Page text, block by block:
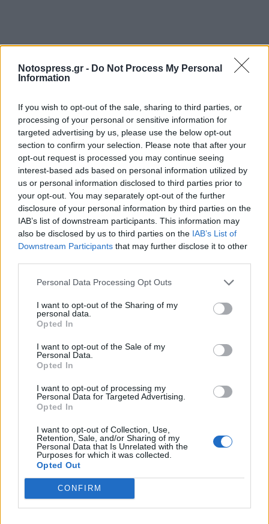
Notospress.gr - Do Not Process My Personal
Information
If you wish to opt-out of the sale, sharing to third parties, or
processing of your personal or sensitive information for
targeted advertising by us, please use the below opt-out
section to confirm your selection. Please note that after your
opt-out request is processed you may continue seeing
interest-based ads based on personal information utilized by
us or personal information disclosed to third parties prior to
your opt-out. You may separately opt-out of the further
disclosure of your personal information by third parties on the
IAB’s list of downstream participants. This information may
also be disclosed by us to third parties on the IAB’s List of
Downstream Participants that may further disclose it to other
Personal Data Processing Opt Outs
I want to opt-out of the Sharing of my
personal data.
Opted In
I want to opt-out of the Sale of my
Personal Data.
Opted In
I want to opt-out of processing my
Personal Data for Targeted Advertising.
Opted In
I want to opt-out of Collection, Use,
Retention, Sale, and/or Sharing of my
Personal Data that Is Unrelated with the
Purposes for which it was collected.
Opted Out
CONFIRM
Σχετικά Άρθρα